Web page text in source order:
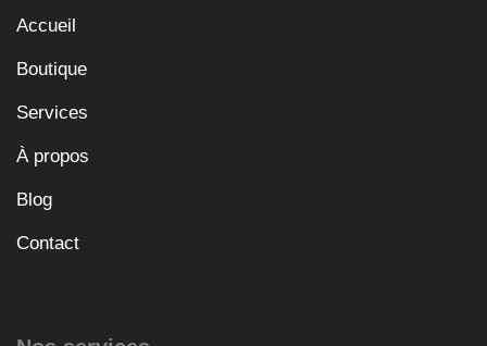
Accueil
Boutique
Services
À propos
Blog
Contact